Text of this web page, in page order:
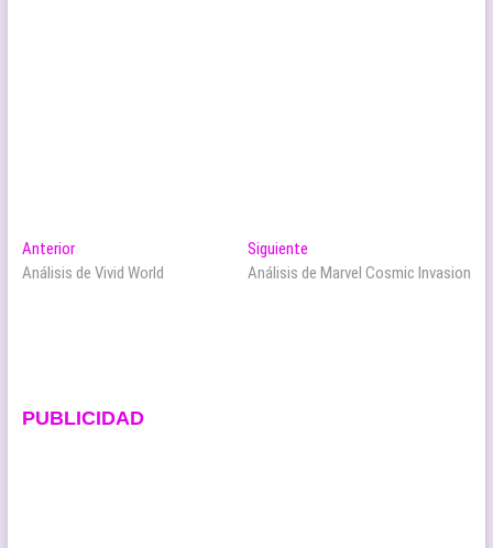
Navegación
de
AnteriorEntrada
anterior:
Análisis de Vivid World
Siguiente
siguiente:
Análisis de Marvel Cosmic Invasion
PUBLICIDAD